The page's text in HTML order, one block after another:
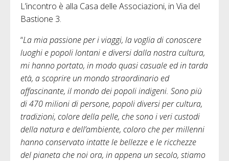
L’incontro è alla Casa delle Associazioni, in Via del
Bastione 3.
“La mia passione per i viaggi, la voglia di conoscere
luoghi e popoli lontani e diversi dalla nostra cultura,
mi hanno portato, in modo quasi casuale ed in tarda
età, a scoprire un mondo straordinario ed
affascinante, il mondo dei popoli indigeni. Sono più
di 470 milioni di persone, popoli diversi per cultura,
tradizioni, colore della pelle, che sono i veri custodi
della natura e dell’ambiente, coloro che per millenni
hanno conservato intatte le bellezze e le ricchezze
del pianeta che noi ora, in appena un secolo, stiamo